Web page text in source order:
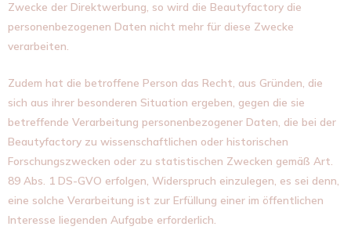
Zwecke der Direktwerbung, so wird die Beautyfactory die
personenbezogenen Daten nicht mehr für diese Zwecke
verarbeiten.
Zudem hat die betroffene Person das Recht, aus Gründen, die
sich aus ihrer besonderen Situation ergeben, gegen die sie
betreffende Verarbeitung personenbezogener Daten, die bei der
Beautyfactory zu wissenschaftlichen oder historischen
Forschungszwecken oder zu statistischen Zwecken gemäß Art.
89 Abs. 1 DS-GVO erfolgen, Widerspruch einzulegen, es sei denn,
eine solche Verarbeitung ist zur Erfüllung einer im öffentlichen
Interesse liegenden Aufgabe erforderlich.